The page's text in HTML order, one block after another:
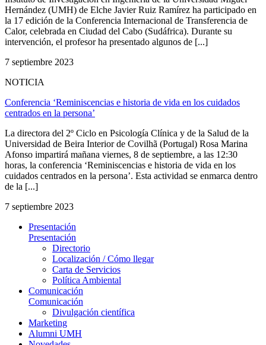
Hernández (UMH) de Elche Javier Ruiz Ramírez ha participado en
la 17 edición de la Conferencia Internacional de Transferencia de
Calor, celebrada en Ciudad del Cabo (Sudáfrica). Durante su
intervención, el profesor ha presentado algunos de [...]
7 septiembre 2023
NOTICIA
Conferencia ‘Reminiscencias e historia de vida en los cuidados
centrados en la persona’
La directora del 2º Ciclo en Psicología Clínica y de la Salud de la
Universidad de Beira Interior de Covilhã (Portugal) Rosa Marina
Afonso impartirá mañana viernes, 8 de septiembre, a las 12:30
horas, la conferencia ‘Reminiscencias e historia de vida en los
cuidados centrados en la persona’. Esta actividad se enmarca dentro
de la [...]
7 septiembre 2023
Presentación
Presentación
Directorio
Localización / Cómo llegar
Carta de Servicios
Política Ambiental
Comunicación
Comunicación
Divulgación científica
Marketing
Alumni UMH